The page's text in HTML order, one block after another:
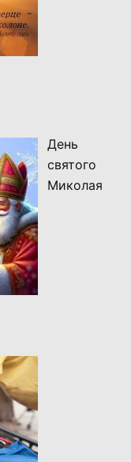
День
святого
Миколая